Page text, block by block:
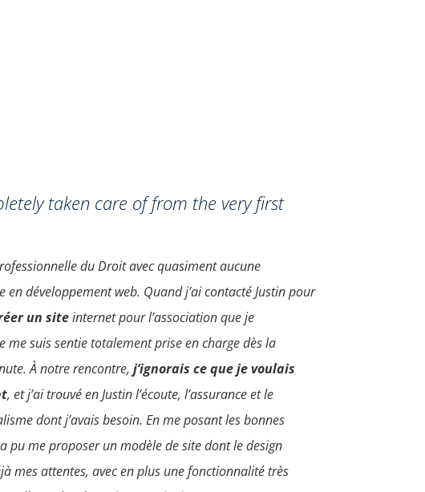
taken care of from the very first
du Droit avec quasiment aucune
en développement web. Quand j’ai contacté Justin pour
un siteinternet pour l’association que je
me suis sentie totalement prise en charge dès la
À notre rencontre, j’ignorais ce que je voulais
, et j’ai trouvé en Justin l’écoute, l’assurance et le
dont j’avais besoin. En me posant les bonnes
pu me proposer un modèle de site dont le design
mes attentes, avec en plus une fonctionnalité très